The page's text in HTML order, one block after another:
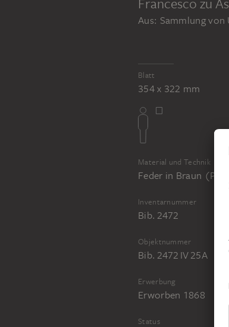
Aus: Sammlung
Blatt
354 x 322 mm
Material und Technik
Feder in Braun
Inventarnummer
Bib. 2472
Objektnummer
Bib. 2472 IV 25A
Erwerbung
Erworben 1868
Status